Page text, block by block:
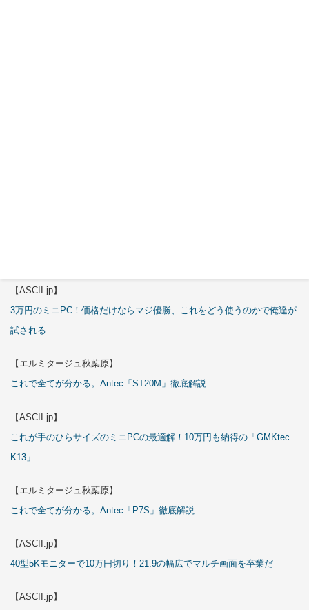
【ASCII.jp】
3万円のミニPC！価格だけならマジ優勝、これをどう使うのかで俺達が
試される
【エルミタージュ秋葉原】
これで全てが分かる。Antec「ST20M」徹底解説
【ASCII.jp】
これが手のひらサイズのミニPCの最適解！10万円も納得の「GMKtec
K13」
【エルミタージュ秋葉原】
これで全てが分かる。Antec「P7S」徹底解説
【ASCII.jp】
40型5Kモニターで10万円切り！21:9の幅広でマルチ画面を卒業だ
【ASCII.jp】